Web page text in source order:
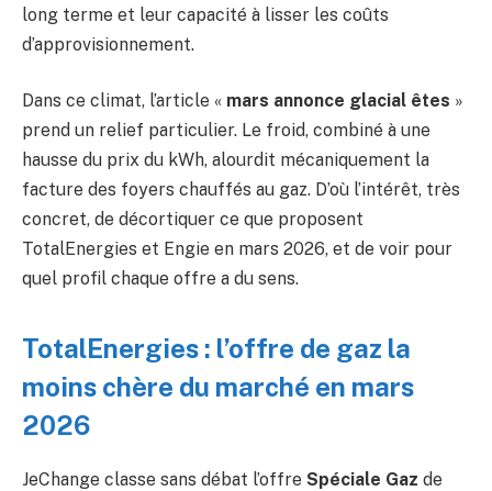
long terme et leur capacité à lisser les coûts
d’approvisionnement.
Dans ce climat, l’article « mars annonce glacial êtes »
prend un relief particulier. Le froid, combiné à une
hausse du prix du kWh, alourdit mécaniquement la
facture des foyers chauffés au gaz. D’où l’intérêt, très
concret, de décortiquer ce que proposent
TotalEnergies et Engie en mars 2026, et de voir pour
quel profil chaque offre a du sens.
TotalEnergies : l’offre de gaz la
moins chère du marché en mars
2026
JeChange classe sans débat l’offre Spéciale Gaz de